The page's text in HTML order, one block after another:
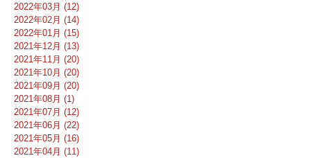
2022年03月 (12)
2022年02月 (14)
2022年01月 (15)
2021年12月 (13)
2021年11月 (20)
2021年10月 (20)
2021年09月 (20)
2021年08月 (1)
2021年07月 (12)
2021年06月 (22)
2021年05月 (16)
2021年04月 (11)